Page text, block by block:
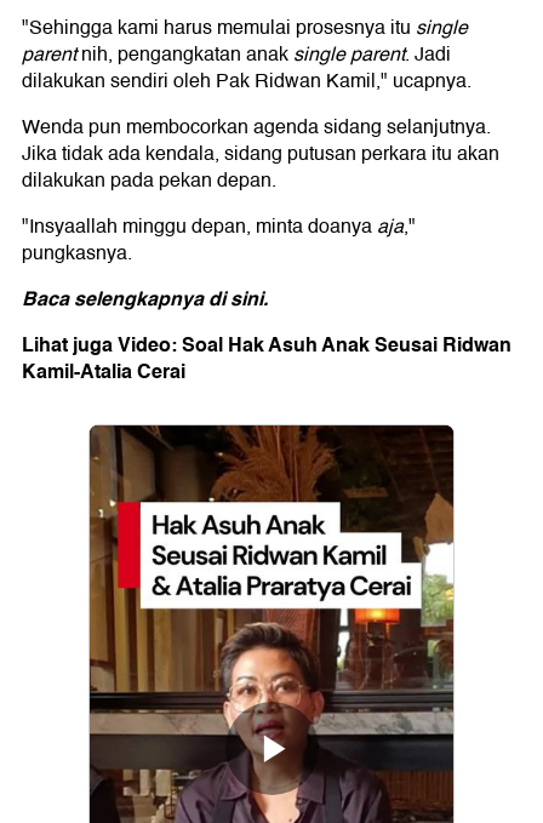
"Sehingga kami harus memulai prosesnya itu single
parentnih, pengangkatan anaksingle parent. Jadi
dilakukan sendiri oleh Pak Ridwan Kamil," ucapnya.
Wenda pun membocorkan agenda sidang selanjutnya.
Jika tidak ada kendala, sidang putusan perkara itu akan
dilakukan pada pekan depan.
"Insyaallah minggu depan, minta doanyaaja,"
pungkasnya.
Baca selengkapnyadi sini.
Lihat juga Video: Soal Hak Asuh Anak Seusai Ridwan
Kamil-Atalia Cerai